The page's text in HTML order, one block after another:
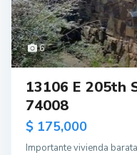
6
13106 E 205th
74008
$ 175,000
Importante vivienda